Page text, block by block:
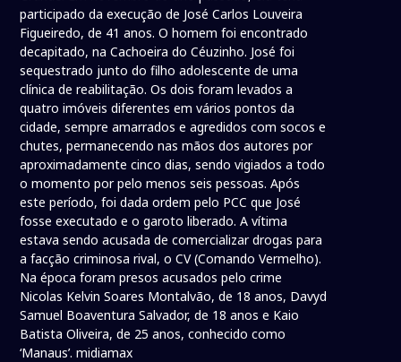
participado da execução de José Carlos Louveira
Figueiredo, de 41 anos. O homem foi encontrado
decapitado, na Cachoeira do Céuzinho. José foi
sequestrado junto do filho adolescente de uma
clínica de reabilitação. Os dois foram levados a
quatro imóveis diferentes em vários pontos da
cidade, sempre amarrados e agredidos com socos e
chutes, permanecendo nas mãos dos autores por
aproximadamente cinco dias, sendo vigiados a todo
o momento por pelo menos seis pessoas. Após
este período, foi dada ordem pelo PCC que José
fosse executado e o garoto liberado. A vítima
estava sendo acusada de comercializar drogas para
a facção criminosa rival, o CV (Comando Vermelho).
Na época foram presos acusados pelo crime
Nicolas Kelvin Soares Montalvão, de 18 anos, Davyd
Samuel Boaventura Salvador, de 18 anos e Kaio
Batista Oliveira, de 25 anos, conhecido como
‘Manaus’. midiamax